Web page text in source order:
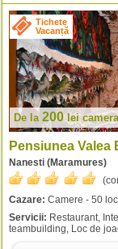
Tichete
Vacanță
De la 200lei
Pensiunea Valea
Nanesti (Maramures)
Cazare: Camere - 50
Servicii: Restaurant,
teambuilding, Loc de